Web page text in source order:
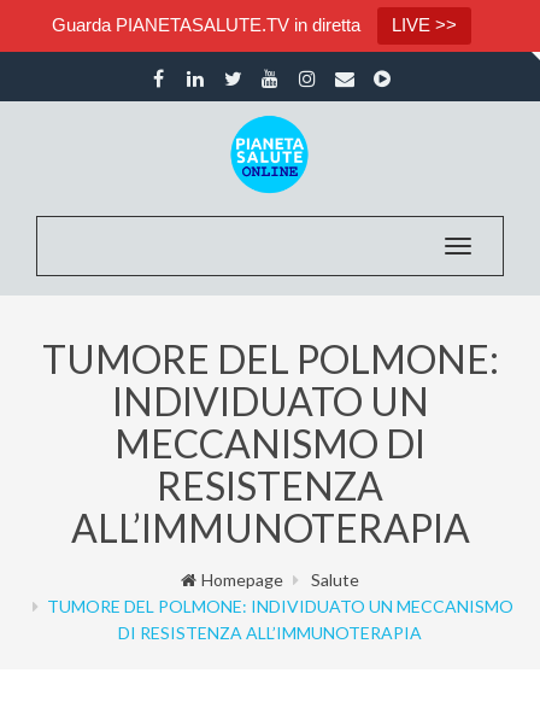
Guarda PIANETASALUTE.TV in diretta LIVE >>
Toggle
TUMORE DEL POLMONE:
INDIVIDUATO UN
MECCANISMO DI
RESISTENZA
ALL’IMMUNOTERAPIA
Homepage
Salute
TUMORE DEL POLMONE: INDIVIDUATO UN MECCANISMO
DI RESISTENZA ALL’IMMUNOTERAPIA